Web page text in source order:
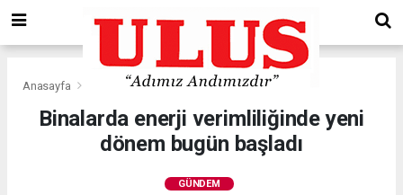
Anasayfa Gündem
Binalarda enerji verimliliğinde yeni
dönem bugün başladı
GÜNDEM